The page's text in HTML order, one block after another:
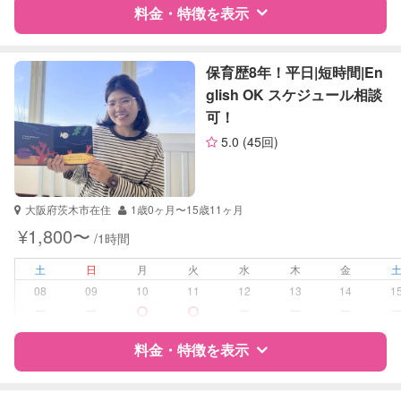
算数
英語
料金・特徴を表示
特徴 料金 レビュー
サポートの特徴
資格
保育士
幼稚園教諭
受験対策 なし
学校/塾の補習・宿題 小学生
国語
保育歴8年！平日|短時間|En
glish OK スケジュール相談
可！
5.0 (45回)
大阪府茨木市在住 1歳0ヶ月〜15歳11ヶ月
¥1,800〜 /1時間
土 日 月 火 水 木 金
08
09 10 11 12 13 14
料金・特徴を表示